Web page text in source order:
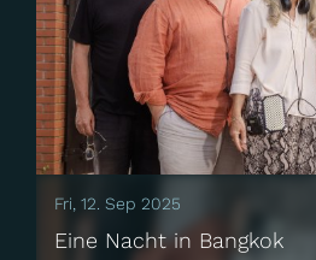
Fri, 12. Sep 2025
Eine Nacht in Bangkok